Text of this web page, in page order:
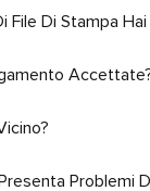
File Di Stampa
Problemi